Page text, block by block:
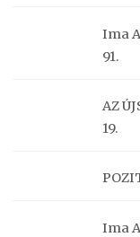
Ima
91.
AZ
19.
Ima